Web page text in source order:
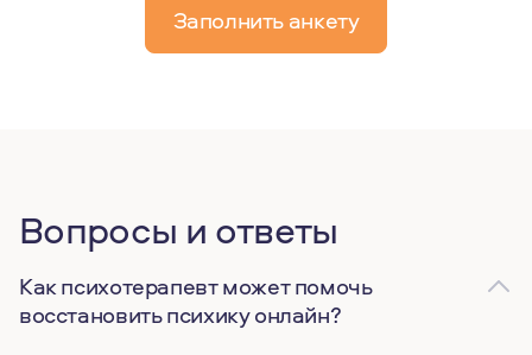
Заполнить анкету
Вопросы и ответы
Как психотерапевт может помочь
восстановить психику онлайн?